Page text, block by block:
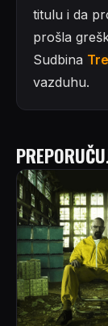
titulu i da
prošla
Sudbina
vazduhu.